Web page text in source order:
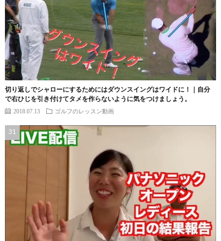
切り返しでシャローにするためにはダウンスイングはワイドに！｜自分
で右ひじを引き付けてタメを作らないように気をつけましょう。
2018.07.13 ゴルフのレッスン動画